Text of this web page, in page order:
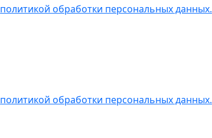
политикой обработки персональных данных.
политикой обработки персональных данных.